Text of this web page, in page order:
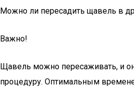
Можно ли пересадить щавель в
Важно!
Щавель можно пересаживать, и
процедуру. Оптимальным